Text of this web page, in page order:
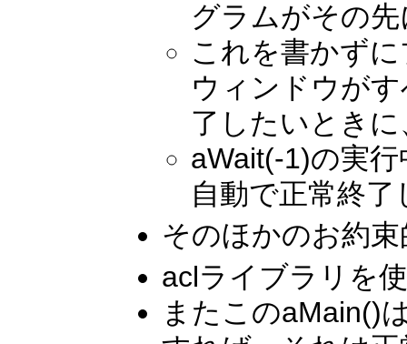
グラムがその
これを書かず
ウィンドウが
了したいとき
aWait(-1)の実
自動で正常終了
そのほかのお約
aclライブラリを
またこのaMain()